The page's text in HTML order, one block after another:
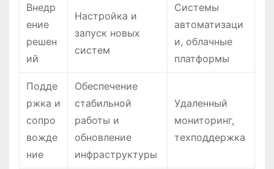
Внедр
ение
решен
ий
Настройка и
запуск новых
систем
Системы
автоматизаци
и, облачные
платформы
Подде
ржка и
сопро
вожде
ние
Обеспечение
стабильной
работы и
обновление
инфраструктуры
Удаленный
мониторинг,
техподдержка